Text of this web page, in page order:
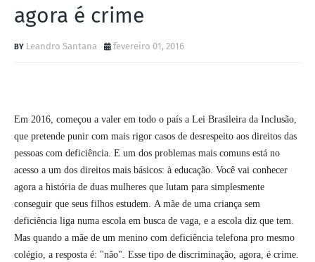
agora é crime
Leandro Santana fevereiro 01, 2016
Em 2016, começou a valer em todo o país a Lei Brasileira da Inclusão,
que pretende punir com mais rigor casos de desrespeito aos direitos das
pessoas com deficiência. E um dos problemas mais comuns está no
acesso a um dos direitos mais básicos: à educação. Você vai conhecer
agora a história de duas mulheres que lutam para simplesmente
conseguir que seus filhos estudem. A mãe de uma criança sem
deficiência liga numa escola em busca de vaga, e a escola diz que tem.
Mas quando a mãe de um menino com deficiência telefona pro mesmo
colégio, a resposta é: "não". Esse tipo de discriminação, agora, é crime.